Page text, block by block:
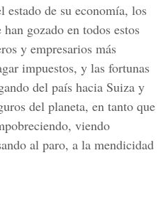
estado de su economía, los
gozado en todos estos
y empresarios más
impuestos, y las fortunas
del país hacia Suiza y
del planeta, en tanto que
viendo
al paro, a la mendicidad